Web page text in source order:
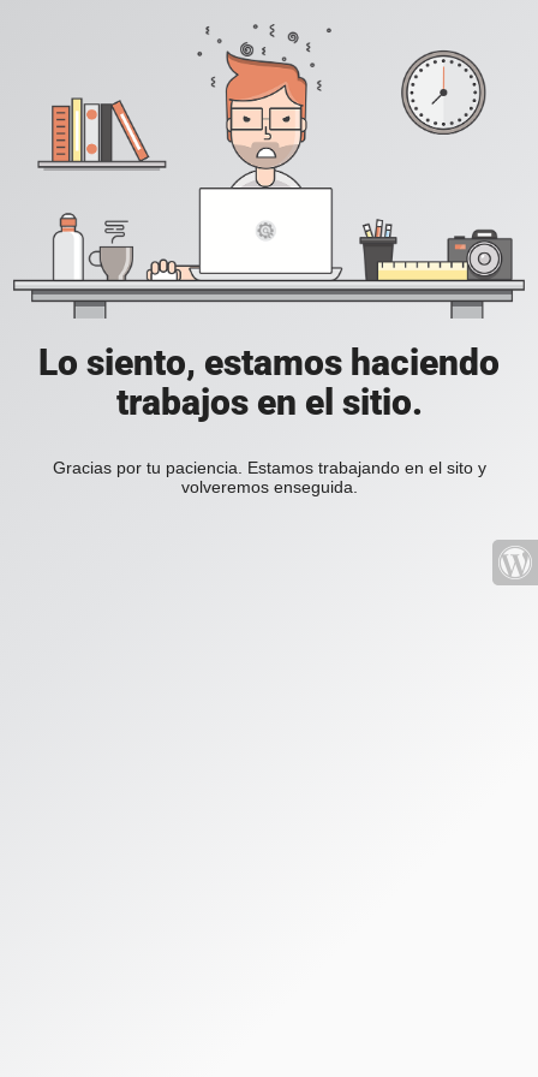
Lo siento, estamos haciendo
trabajos en el sitio.
Gracias por tu paciencia. Estamos trabajando en el sito y
volveremos enseguida.